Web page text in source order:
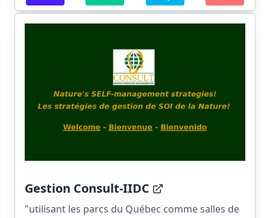
Gestion Consult-IIDC
"utilisant les parcs du Québec comme salles de